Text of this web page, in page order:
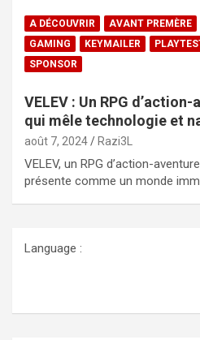
A DÉCOUVRIR AVANT PREMÈRE
GAMING
KEYMAILER
SPONSOR
VELEV : Un RPG
qui mêle technologie et
août 7, 2024 Razi3L
VELEV, un RPG d’action-
présente comme un monde
Language :